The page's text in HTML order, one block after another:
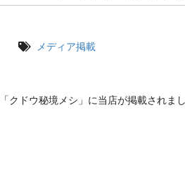
メディア掲載
クドウ秘境メシ」に当店が掲載されまし